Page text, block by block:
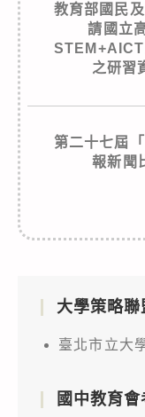
教育部國民
請國立
STEM+AICT
之研習
第二十七屆
報新聞
大學策略聯
臺北市立大
國中教育會